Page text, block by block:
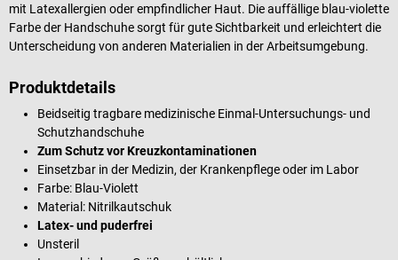
mit Latexallergien oder empfindlicher Haut. Die auffällige blau-violette
Farbe der Handschuhe sorgt für gute Sichtbarkeit und erleichtert die
Unterscheidung von anderen Materialien in der Arbeitsumgebung.
Produktdetails
Beidseitig tragbare medizinische Einmal-Untersuchungs- und
Schutzhandschuhe
Zum Schutz vor Kreuzkontaminationen
Einsetzbar in der Medizin, der Krankenpflege oder im Labor
Farbe: Blau-Violett
Material: Nitrilkautschuk
Latex- und puderfrei
Unsteril